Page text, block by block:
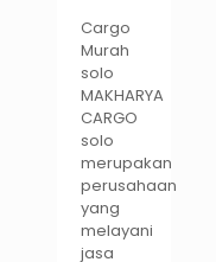
Cargo
Murah
solo
MAKHARYA
CARGO
solo
merupakan
perusahaan
yang
melayani
jasa